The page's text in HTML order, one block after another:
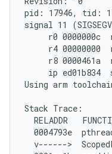
pid: 17946, tid:
signal 11
r0 0000000c
r4 00000000
r8 0000461a
ip ed01b834
Using arm
Stack Trace:
RELADDR
0004793e
v------>